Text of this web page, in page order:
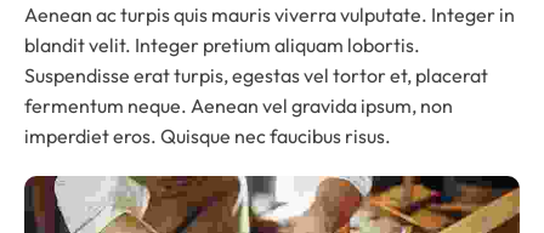
Aenean ac turpis quis mauris viverra vulputate. Integer in
blandit velit. Integer pretium aliquam lobortis.
Suspendisse erat turpis, egestas vel tortor et, placerat
fermentum neque. Aenean vel gravida ipsum, non
imperdiet eros. Quisque nec faucibus risus.